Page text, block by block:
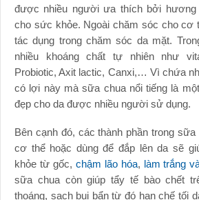
được nhiều người ưa thích bởi
cho sức khỏe. Ngoài chăm sóc cho cơ
tác dụng trong chăm sóc da mặt.
nhiều khoáng chất tự nhiên như
Probiotic, Axit lactic, Canxi,… Vì chứa
có lợi này mà sữa chua nổi tiếng là
đẹp cho da được nhiều người sử dụng.
Bên cạnh đó, các thành phần trong
cơ thể hoặc dùng để đắp lên da sẽ
khỏe từ gốc, chậm lão hóa, làm trắng
sữa chua còn giúp tẩy tế bào chết
thoáng, sạch bụi bẩn từ đó hạn chế tối